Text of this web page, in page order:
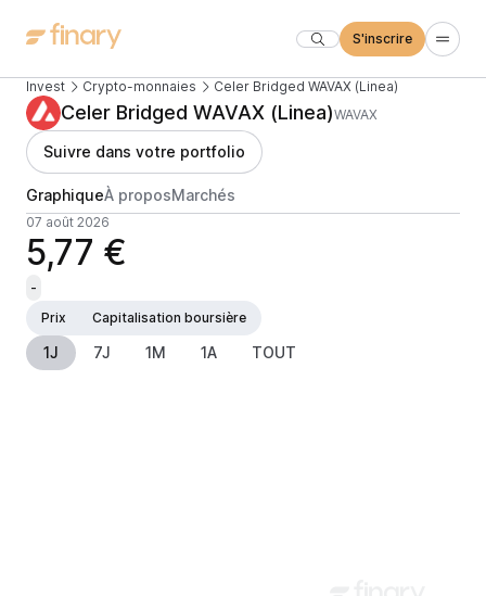
S'inscrire
Invest Crypto-monnaies Celer Bridged WAVAX (Linea)
Celer Bridged WAVAX (Linea)WAVAX
Suivre dans votre portfolio
GraphiqueÀ proposMarchés
07 août 2026
5,77 €
-
Prix
Capitalisation boursière
1J 7J 1M 1A TOUT